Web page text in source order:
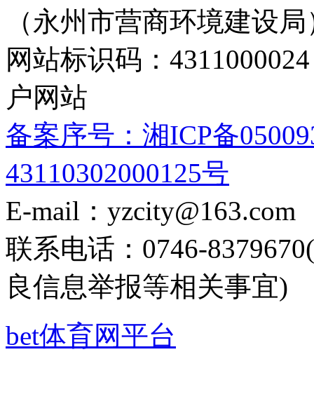
（永州市营商环境建设局
网站标识码：
户网站
备案序号：湘ICP备
43110302000125号
E-mail：yzcity@163.com
联系电话：0746-
良信息举报等相关事宜)
bet体育网平台